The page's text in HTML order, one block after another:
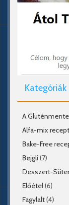
Kategóriák
A
Alfa-mix
Bake-Free
Bejgli (7)
Desszert-
Előétel(6)
Fagylalt(4)